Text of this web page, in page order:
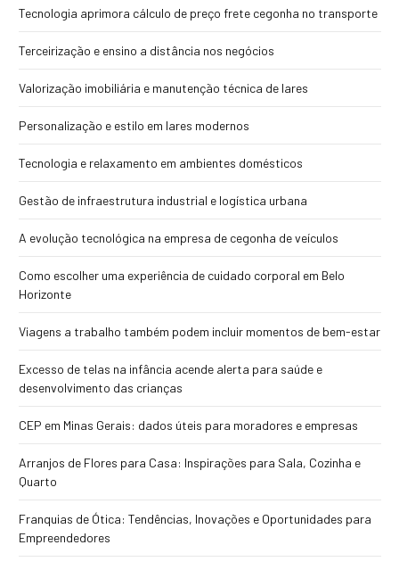
Tecnologia aprimora cálculo de preço frete cegonha no transporte
Terceirização e ensino a distância nos negócios
Valorização imobiliária e manutenção técnica de lares
Personalização e estilo em lares modernos
Tecnologia e relaxamento em ambientes domésticos
Gestão de infraestrutura industrial e logística urbana
A evolução tecnológica na empresa de cegonha de veículos
Como escolher uma experiência de cuidado corporal em Belo
Horizonte
Viagens a trabalho também podem incluir momentos de bem-estar
Excesso de telas na infância acende alerta para saúde e
desenvolvimento das crianças
CEP em Minas Gerais: dados úteis para moradores e empresas
Arranjos de Flores para Casa: Inspirações para Sala, Cozinha e
Quarto
Franquias de Ótica: Tendências, Inovações e Oportunidades para
Empreendedores